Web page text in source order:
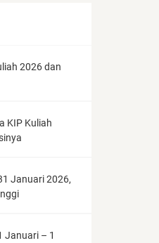
2026 dan
KIP Kuliah
Januari 2026,
Januari – 1